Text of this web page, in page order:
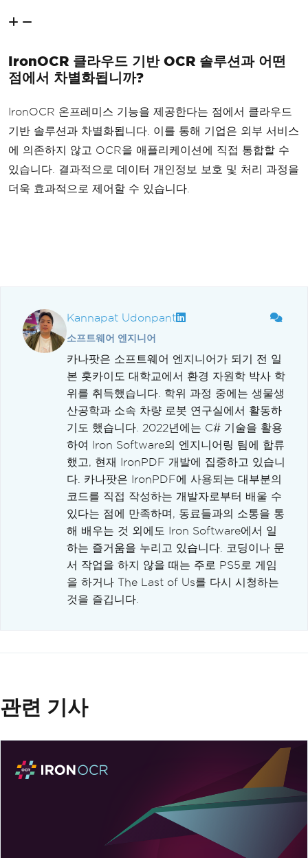
IronOCR 클라우드 기반 OCR 솔루션과 어떤
점에서 차별화됩니까?
IronOCR 온프레미스 기능을 제공한다는 점에서 클라우드
기반 솔루션과 차별화됩니다. 이를 통해 기업은 외부 서비스
에 의존하지 않고 OCR을 애플리케이션에 직접 통합할 수
있습니다. 결과적으로 데이터 개인정보 보호 및 처리 과정을
더욱 효과적으로 제어할 수 있습니다.
Kannapat Udonpant
소프트웨어 엔지니어
카나팟은 소프트웨어 엔지니어가 되기 전 일
본 홋카이도 대학교에서 환경 자원학 박사 학
위를 취득했습니다. 학위 과정 중에는 생물생
산공학과 소속 차량 로봇 연구실에서 활동하
기도 했습니다. 2022년에는 C# 기술을 활용
하여 Iron Software의 엔지니어링 팀에 합류
했고, 현재 IronPDF 개발에 집중하고 있습니
다. 카나팟은 IronPDF에 사용되는 대부분의
코드를 직접 작성하는 개발자로부터 배울 수
있다는 점에 만족하며, 동료들과의 소통을 통
해 배우는 것 외에도 Iron Software에서 일
하는 즐거움을 누리고 있습니다. 코딩이나 문
서 작업을 하지 않을 때는 주로 PS5로 게임
을 하거나 The Last of Us를 다시 시청하는
것을 즐깁니다.
관련 기사